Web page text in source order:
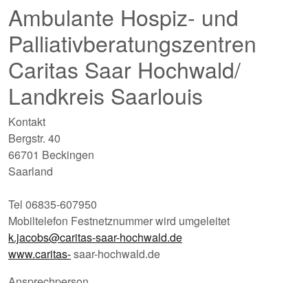
Ambulante Hospiz- und
Palliativberatungszentren
Caritas Saar Hochwald/
Landkreis Saarlouis
Kontakt
Bergstr. 40
66701 Beckingen
Saarland
Tel 06835-607950
Mobiltelefon Festnetznummer wird umgeleitet
k.jacobs@caritas-saar-hochwald.de
www.caritas-saar-hochwald.de